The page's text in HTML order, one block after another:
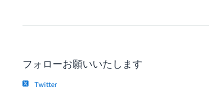
フォローお願いいたします
Twitter